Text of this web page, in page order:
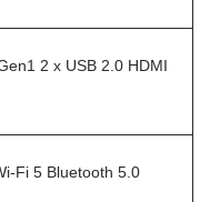
2 x USB 2.0 HDMI
Fi 5 Bluetooth 5.0